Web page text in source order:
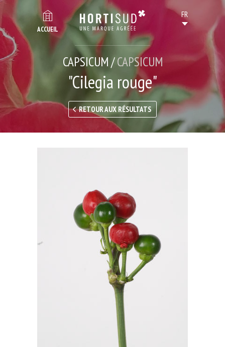
ACCUEIL
CAPSICUM /CAPSICUM
"Cilegia rouge"
RETOUR AUX RÉSULTATS